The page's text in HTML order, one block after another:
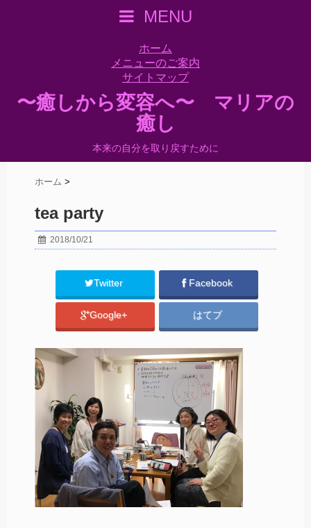
MENU
ホーム
メニューのご案内
サイトマップ
〜癒しから変容へ〜 マリアの
癒し
本来の自分を取り戻すために
ホーム >
tea party
2018/10/21
Twitter Facebook
Google+ はてブ